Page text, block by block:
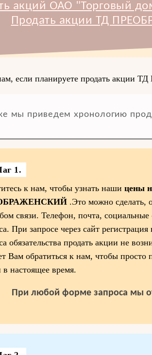
акций ОАО "Торговый
Продать акции ТД
если планируете продать
мы приведем хронологию
1.
к нам, чтобы узнать наши цены
.Это можно сделать,
связи. Телефон, почта,
При запросе через сайт
обязательства продать акции не
Вам обратиться к нам, чтобы просто
в настоящее время.
При любой форме запроса мы